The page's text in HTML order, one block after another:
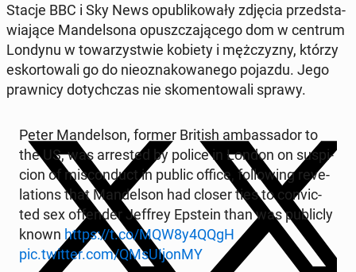
Stacje BBC i Sky News opu­bli­ko­wa­ły zdjęcia przed­sta­
wia­ją­ce Man­del­so­na opusz­cza­ją­ce­go dom w centrum
Londynu w to­wa­rzy­stwie kobiety i męż­czy­zny, którzy
eskor­to­wa­li go do nie­ozna­ko­wa­ne­go pojazdu. Jego
praw­ni­cy do­tych­czas nie sko­men­to­wa­li sprawy.
Peter Man­del­son, former British am­bas­sa­dor to
the US, was ar­re­sted by police in London on su­spi­
cion of mi­scon­duct in public office, fol­lo­wing re­ve­
la­tions that Man­del­son had closer ties to co­nvic­
ted sex of­fen­der Jeffrey Epstein than was pu­blic­ly
known https://t.co/MQW8y4QQgH
pic.twitter.com/QM­sU­Ijon­MY